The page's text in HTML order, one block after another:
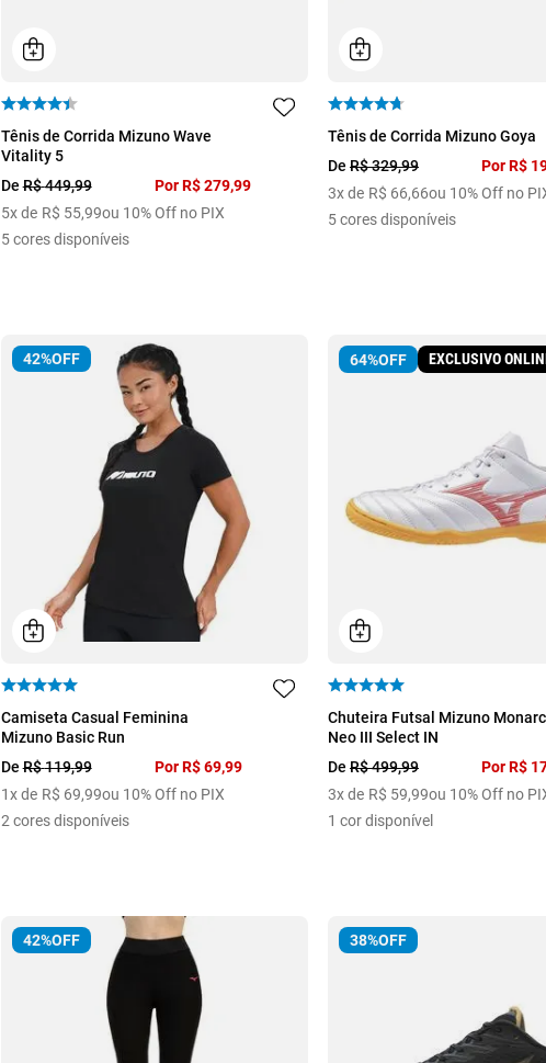
40
Tênis de Corrida Mizuno Wave
Vitality 5
DeR$449,99 PorR$ 279,99
5x de R$ 55,99ou 10% Off no PIX
5 cores disponíveis
34 35 36
37
40
Tênis de Corrida Mizuno Goya
De R$329,99 PorR$
3x de R$ 66,66ou 10% Off no
5cores disponíveis
42%OFF
P
Camiseta Casual Feminina
Mizuno Basic Run
DeR$119,99 PorR$ 69,99
1x de R$ 69,99ou 10% Off no PIX
2 cores disponíveis
64%OFF EXCLUSIVO
39
Chuteira Futsal Mizuno
Neo III Select IN
De R$499,99 PorR$
3x de R$ 59,99ou 10% Off no
1 cor disponível
42%OFF 38%OFF